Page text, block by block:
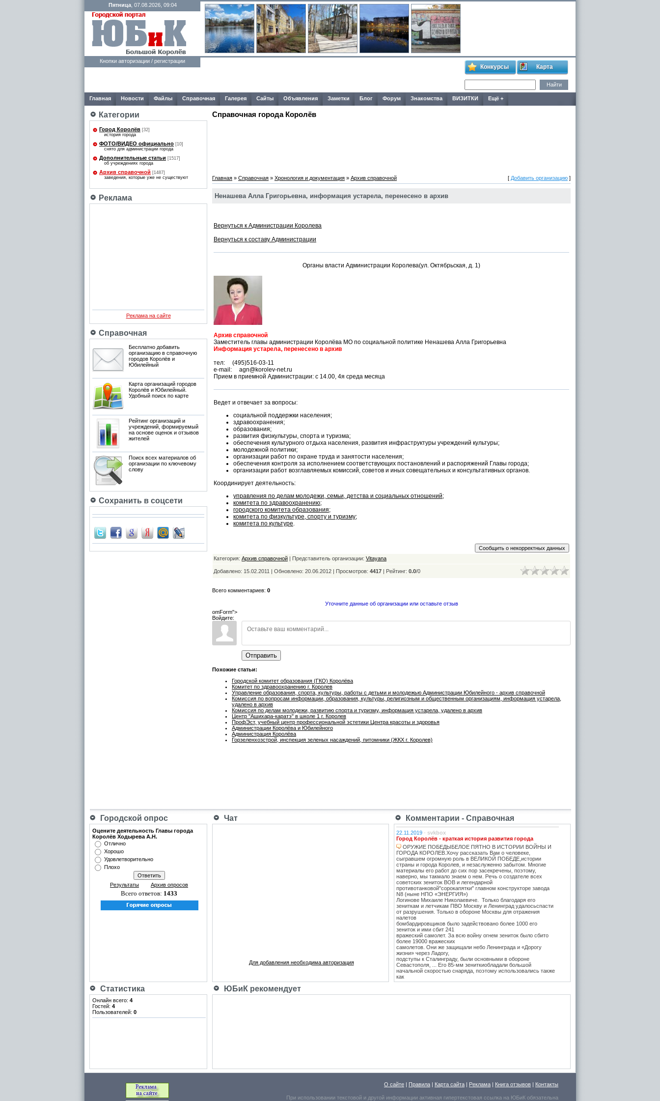
Пятница, 07.08.2026, 09:04
Кнопки авторизации / регистрации
Конкурсы Карта
Главная Новости Файлы Справочная Галерея Сайты Объявления Заметки Блог Форум Знакомства ВИЗИТКИ Ещё +
Категории
Город Королёв [32]
история города
ФОТО/ВИДЕО официально [10]
снято для администрации города
Дополнительные статьи [1517]
об учреждениях города
Архив справочной [1487]
заведения, которые уже не существуют
Реклама
Реклама на сайте
Справочная
Бесплатно добавить
организацию в справочную
городов Королёв и
Юбилейный
Карта организаций городов
Королёв и Юбилейный.
Удобный поиск по карте
Рейтинг организаций и
учреждений, формируемый
на основе оценок и отзывов
жителей
Поиск всех материалов об
организации по ключевому
слову
Сохранить в соцсети
Справочная города Королёв
Главная » Справочная » Хронология и документация » Архив справочной [ Добавить организацию ]
Ненашева Алла Григорьевна, информация устарела, перенесено в архив
Вернуться к Администрации Королева
Вернуться к составу Администрации
Органы власти Администрации Королева(ул. Октябрьская, д. 1)
Архив справочной
Заместитель главы администрации Королёва МО по социальной политике Ненашева Алла Григорьевна
Информация устарела, перенесено в архив
тел: (495)516-03-11
e-mail: agn@korolev-net.ru
Прием в приемной Администрации: с 14.00, 4я среда месяца
Ведет и отвечает за вопросы:
социальной поддержки населения;
здравоохранения;
образования;
развития физкультуры, спорта и туризма;
обеспечения культурного отдыха населения, развития инфраструктуры учреждений культуры;
молодежной политики;
организации работ по охране труда и занятости населения;
обеспечения контроля за исполнением соответствующих постановлений и распоряжений Главы города;
организации работ возглавляемых комиссий, советов и иных совещательных и консультативных органов.
Координирует деятельность:
управления по делам молодежи, семьи, детства и социальных отношений;
комитета по здравоохранению;
городского комитета образования;
комитета по физкультуре, спорту и туризму;
комитета по культуре.
Категория: Архив справочной | Представитель организации: Vitayana
Добавлено: 15.02.2011 | Обновлено: 20.06.2012 | Просмотров: 4417 | Рейтинг: 0.0/0
Всего комментариев: 0
Уточните данные об организации или оставьте отзыв
omForm">
Войдите:
Отправить
Похожие статьи:
Городской комитет образования (ГКО) Королёва
Комитет по здравоохранению г. Королев
Управление образования, спорта, культуры, работы с детьми и молодежью Администрации Юбилейного - архив справочной
Комиссия по вопросам информации, образования, культуры, религиозным и общественным организациям, информация устарела,
удалено в архив
Комиссия по делам молодежи, развитию спорта и туризму, информация устарела, удалено в архив
Центр "Ашихара-каратэ" в школе 1 г. Королев
ПрофЭст, учебный центр профессиональной эстетики Центра красоты и здоровья
Администрации Королёва и Юбилейного
Администрация Королёва
Горзеленхозстрой, инспекция зеленых насаждений, питомники (ЖКХ г. Королев)
Городской опрос Чат Комментарии - Справочная
Оцените деятельность Главы города
Королёв Ходырева А.Н.
Отлично
Хорошо
Удовлетворительно
Плохо
Результаты Архив опросов
Всего ответов: 1433
Для добавления необходима авторизация
22.11.2019 - svkbox
Город Королёв - краткая история развития города
ОРУЖИЕ ПОБЕДЫБЕЛОЕ ПЯТНО В ИСТОРИИ ВОЙНЫ И
ГОРОДА КОРОЛЕВ.Хочу рассказать Вам о человеке,
сыгравшем огромную роль в ВЕЛИКОЙ ПОБЕДЕ,истории
страны и города Королев, и незаслуженно забытом. Многие
материалы его работ до сих пор засекречены, поэтому,
наверно, мы такмало знаем о нем. Речь о создателе всех
советских зениток ВОВ и легендарной
противотанковой"сорокапятки" главном конструкторе завода
N8 (ныне НПО «ЭНЕРГИЯ»)
Логинове Михаиле Николаевиче. Только благодаря его
зениткам и летчикам ПВО Москву и Ленинград удалосьспасти
от разрушения. Только в обороне Москвы для отражения
налетов
бомбардировщиков было задействовано более 1000 его
зениток и ими сбит 241
вражеский самолет. За всю войну огнем зениток было сбито
более 19000 вражеских
самолетов. Они же защищали небо Ленинграда и «Дорогу
жизни» через Ладогу,
подступы к Сталинграду, были основными в обороне
Севастополя, ... Его 85-мм зениткиобладали большой
начальной скоростью снаряда, поэтому использовались также
как
противотанковые, на прямую наводку для борьбы с тяжёлыми
Пантера. С 1943 года после Курской битвы и испытательных
благодаря прогрессивным методам конвейерной сборки
на начало войны,
способными противостоять всей технике врага. Завод
Статистика ЮБиК рекомендует
Онлайн всего: 4
Гостей: 4
Пользователей: 0
О сайте | Правила | Карта сайта | Реклама | Книга отзывов | Контакты
При использовании текстовой и другой информации активная гипертекстовая ссылка на ЮБиК обязательна